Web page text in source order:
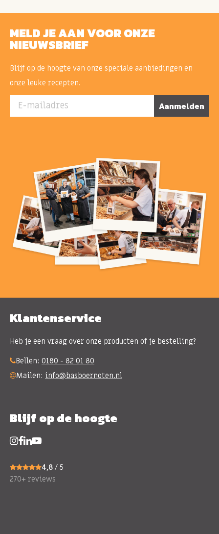
MELD JE AAN VOOR ONZE
NIEUWSBRIEF
Blijf op de hoogte van onze speciale aanbiedingen en
onze leuke recepten.
E-mailadres Aanmelden
Klantenservice
Heb je een vraag over onze producten of je bestelling?
Bellen: 0180 - 82 01 80
Mailen: info@basboernoten.nl
Blijf op de hoogte
4,8 / 5
270+ reviews